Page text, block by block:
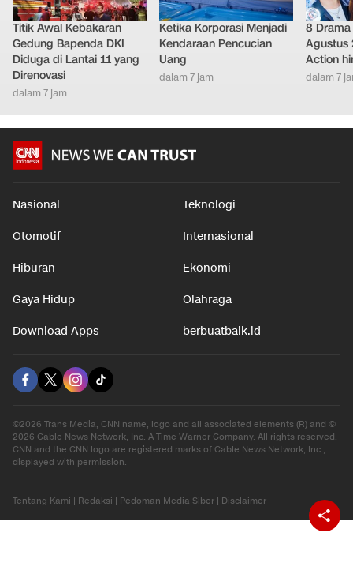
Titik Awal Kebakaran
Gedung Bapenda DKI
Diduga di Lantai 11 yang
Direnovasi
dalam 7 jam
Ketika Korporasi Menjadi
Kendaraan Pencucian
Uang
dalam 7 jam
8 Drama
Agustus
Action
dalam 7
Nasional Teknologi
Otomotif Internasional
Hiburan Ekonomi
Gaya Hidup Olahraga
Download Apps berbuatbaik.id
©2026 Trans Media, CNN name, logo and all associated elements (R) and ©
2026 Cable News Network, Inc. A Time Warner Company. All rights reserved.
CNN and the CNN logo are registered marks of Cable News Network, Inc.,
displayed with permission.
Tentang Kami Redaksi Pedoman Media Siber Disclaimer